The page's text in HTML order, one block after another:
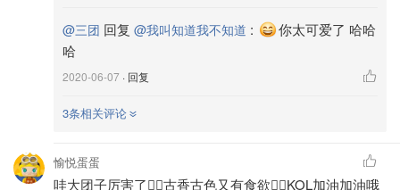
@三团 回复 @我叫知道我不知道 :
你太可爱了 哈哈
哈
2020-06-07 · 回复
3条相关评论
愉悦蛋蛋
哇大团子厉害了👍🏻古香古色又有食欲👍🏻KOL加油加油哦